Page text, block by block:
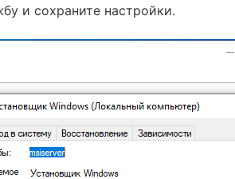
и сохраните настройки.